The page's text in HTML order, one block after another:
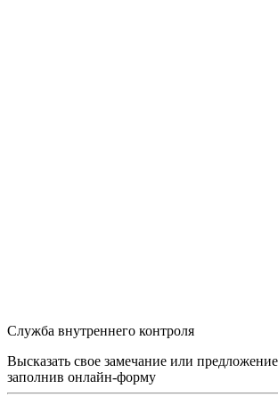
Служба внутреннего контроля
Высказать свое замечание или
заполнив онлайн-форму